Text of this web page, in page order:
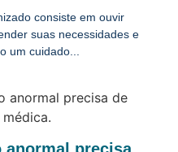
consiste em ouvir
suas necessidades e
um cuidado...